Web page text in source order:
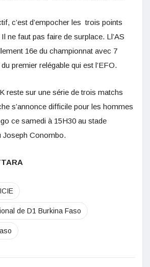
c’est d’empocher les trois points
ne faut pas faire de surplace. Ll’AS
16e du championnat avec 7
premier relégable qui est l’EFO.
reste sur une série de trois matchs
s’annonce difficile pour les hommes
ce samedi à 15H30 au stade
Conombo.
de D1 Burkina Faso